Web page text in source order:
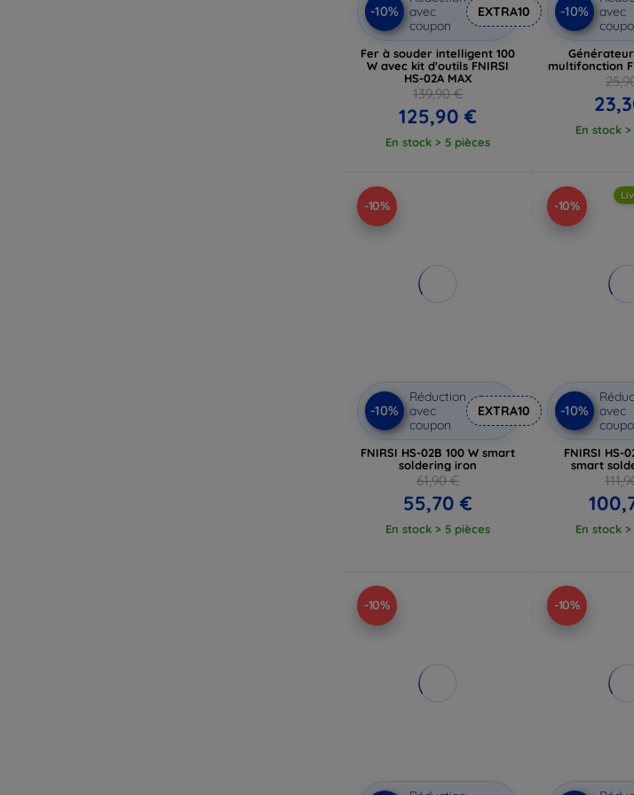
-10%
avec
coupon
EXTRA10
Fer à souder intelligent 100
W avec kit d'outils FNIRSI
HS-02A MAX
139,90 €
125,90 €
En stock > 5 pièces
-10%
avec
multifonction
En stock
-10%
-10%
Réduction
avec
coupon
EXTRA10
FNIRSI HS-02B 100 W smart
soldering iron
61,90 €
55,70 €
En stock > 5 pièces
-10%
-10%
avec
FNIRSI HS-
smart
En stock
-10% -10%